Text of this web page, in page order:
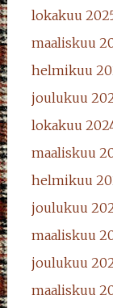
lokakuu
maaliskuu
helmikuu
joulukuu
lokakuu
maaliskuu
helmikuu
joulukuu
maaliskuu
joulukuu
maaliskuu